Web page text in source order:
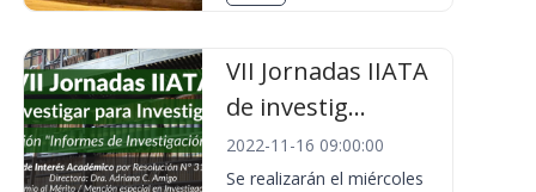
VII Jornadas IIATA
de investig...
2022-11-16 09:00:00
Se realizarán el miércoles